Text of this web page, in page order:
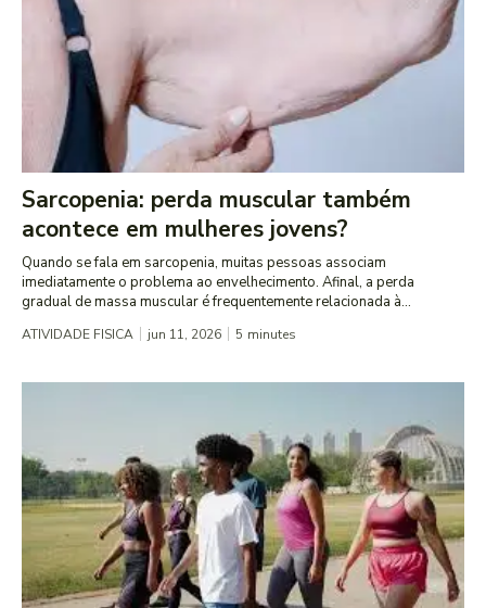
Sarcopenia: perda muscular também
acontece em mulheres jovens?
Quando se fala em sarcopenia, muitas pessoas associam
imediatamente o problema ao envelhecimento. Afinal, a perda
gradual de massa muscular é frequentemente relacionada à...
ATIVIDADE FISICA jun 11, 2026 5 minutes